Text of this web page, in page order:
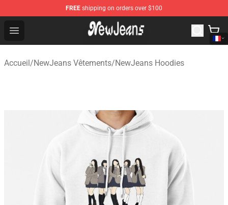
FREE shipping on orders over $100
Open menu
NewJeans Store - Official NewJeans Merchandise Shop
Accueil/NewJeans Vêtements/NewJeans Hoodies